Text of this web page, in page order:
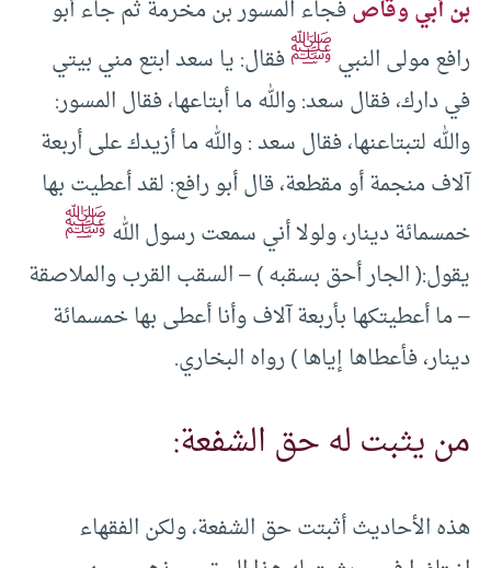
بن أبي وقاصفجاء المسور بن مخرمة ثم جاء أبو
رافع مولى النبيﷺفقال: يا سعد ابتع مني بيتي
في دارك، فقال سعد: والله ما أبتاعها، فقال المسور:
والله لتبتاعنها، فقال سعد : والله ما أزيدك على أربعة
آلاف منجمة أو مقطعة، قال أبو رافع: لقد أعطيت بها
خمسمائة دينار، ولولا أني سمعت رسول اللهﷺ
يقول:( الجار أحق بسقبه ) – السقب القرب والملاصقة
– ما أعطيتكها بأربعة آلاف وأنا أعطى بها خمسمائة
دينار، فأعطاها إياها ) رواه البخاري.
من يثبت له حق الشفعة:
هذه الأحاديث أثبتت حق الشفعة، ولكن الفقهاء